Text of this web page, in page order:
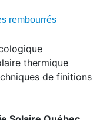
rembourrés
thermique
de finitions